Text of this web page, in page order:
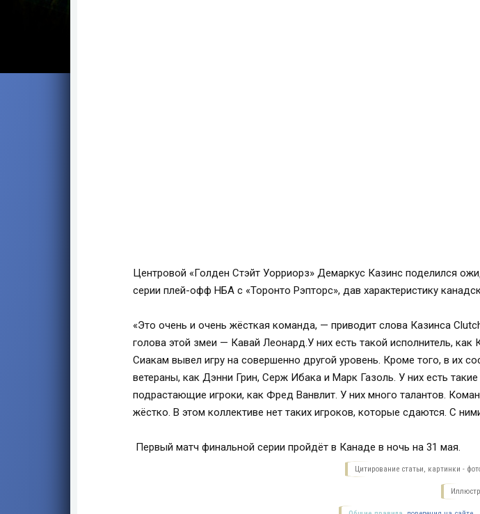
Центровой «Голден Стэйт Уорриорз» Демаркус Казинс поделился
серии плей-офф НБА с «Торонто Рэпторс», дав характеристику
«Это очень и очень жёсткая команда, — приводит слова Казинса
голова этой змеи — Кавай Леонард.У них есть такой исполнитель, как
Сиакам вывел игру на совершенно другой уровень. Кроме того, в их
ветераны, как Дэнни Грин, Серж Ибака и Марк Газоль. У них есть
подрастающие игроки, как Фред Ванвлит. У них много талантов.
жёстко. В этом коллективе нет таких игроков, которые сдаются. С
Первый матч финальной серии пройдёт в Канаде в ночь на 31 мая.
Цитирование статьи, картинки -